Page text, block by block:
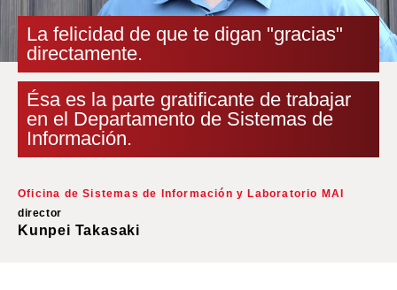
La felicidad de que te digan "gracias"
directamente.
Ésa es la parte gratificante de trabajar
en el Departamento de Sistemas de
Información.
Oficina de Sistemas de Información y Laboratorio MAI
director
Kunpei Takasaki